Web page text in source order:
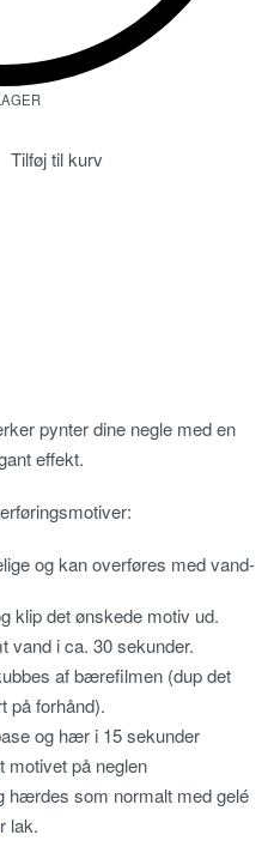
Tilføj til kurv
pynter dine negle med en
effekt.
og kan overføres med vand-
klip det ønskede motiv ud.
vand i ca. 30 sekunder.
af bærefilmen (dup det
på forhånd).
og hær i 15 sekunder
motivet på neglen
hærdes som normalt med gelé
lak.